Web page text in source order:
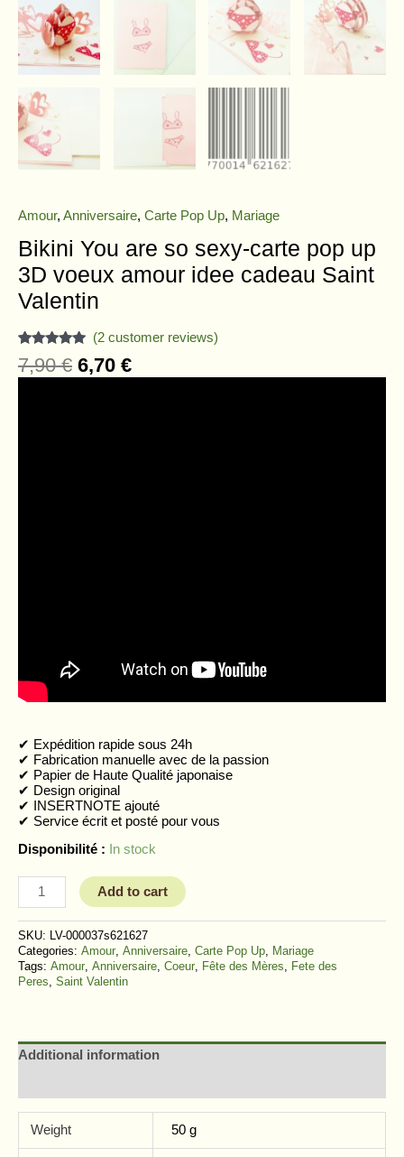
Amour, Anniversaire, Carte Pop Up, Mariage
Bikini You are so sexy-carte pop up
3D voeux amour idee cadeau Saint
Valentin
Rated5.00
out of 5
2
(2customer reviews)
7,90€ 6,70 €
✔︎ Expédition rapide sous 24h
✔︎ Fabrication manuelle avec de la passion
✔︎ Papier de Haute Qualité japonaise
✔︎ Design original
✔︎ INSERTNOTE ajouté
✔︎ Service écrit et posté pour vous
Disponibilité :
In stock
Add to cart
SKU: LV-000037s621627
Categories: Amour Anniversaire Carte Pop Up Mariage
Tags: Amour Anniversaire Coeur Fête des Mères
Fete des
Peres Saint Valentin
Additional information
Weight 50 g